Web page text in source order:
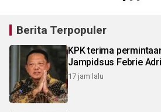
Berita Terpopuler
KPK terima
Jampidsus Febrie
17 jam lalu